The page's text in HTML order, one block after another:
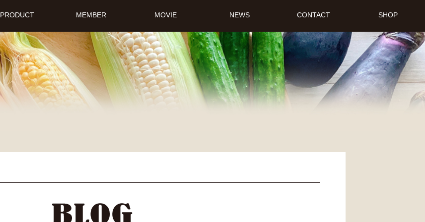
PRODUCT MEMBER MOVIE NEWS CONTACT SHOP